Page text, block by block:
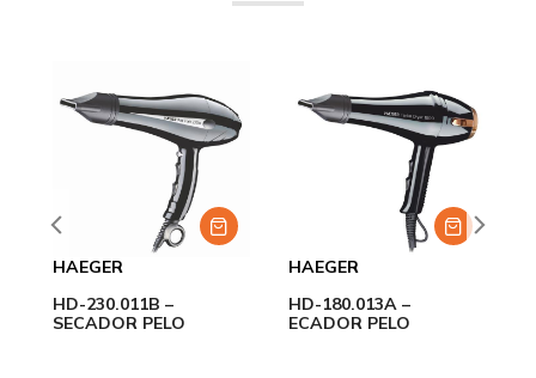
HAEGER
HD-230.011B –
SECADOR PELO
HAEGER
HD-180.013A –
ECADOR PELO